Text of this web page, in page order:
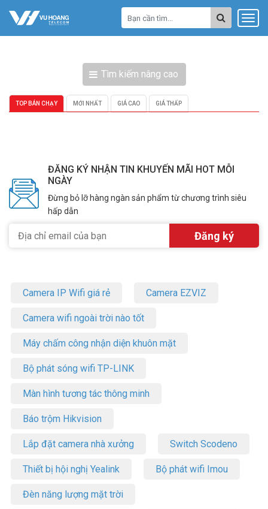
Tìm kiếm nâng cao
TOP BÁN CHẠY MỚI NHẤT GIÁ CAO GIÁ THẤP
ĐĂNG KÝ NHẬN TIN KHUYẾN MÃI HOT MỖI
NGÀY
Đừng bỏ lỡ hàng ngàn sản phẩm từ chương trình siêu
hấp dẫn
Camera IP Wifi giá rẻ Camera EZVIZ
Camera wifi ngoài trời nào tốt
Máy chấm công nhận diện khuôn mặt
Bộ phát sóng wifi TP-LINK
Màn hình tương tác thông minh
Báo trộm Hikvision
Lắp đặt camera nhà xưởng Switch Scodeno
Thiết bị hội nghị Yealink Bộ phát wifi Imou
Đèn năng lượng mặt trời